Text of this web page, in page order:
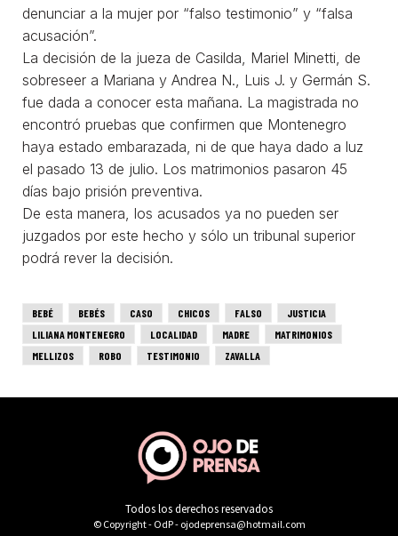
Todos los derechos reservados
© Copyright - OdP - ojodeprensa@hotmail.com